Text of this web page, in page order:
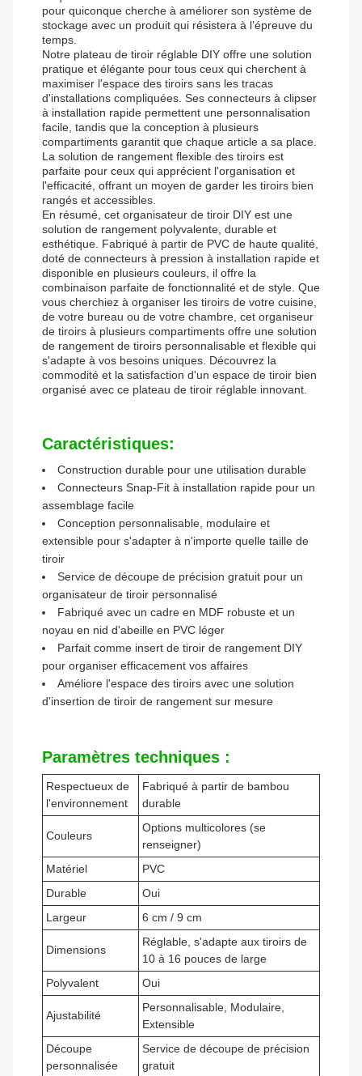
pour quiconque cherche à améliorer son système de
stockage avec un produit qui résistera à l’épreuve du
temps.
Notre plateau de tiroir réglable DIY offre une solution
pratique et élégante pour tous ceux qui cherchent à
maximiser l'espace des tiroirs sans les tracas
d'installations compliquées. Ses connecteurs à clipser
à installation rapide permettent une personnalisation
facile, tandis que la conception à plusieurs
compartiments garantit que chaque article a sa place.
La solution de rangement flexible des tiroirs est
parfaite pour ceux qui apprécient l'organisation et
l'efficacité, offrant un moyen de garder les tiroirs bien
rangés et accessibles.
En résumé, cet organisateur de tiroir DIY est une
solution de rangement polyvalente, durable et
esthétique. Fabriqué à partir de PVC de haute qualité,
doté de connecteurs à pression à installation rapide et
disponible en plusieurs couleurs, il offre la
combinaison parfaite de fonctionnalité et de style. Que
vous cherchiez à organiser les tiroirs de votre cuisine,
de votre bureau ou de votre chambre, cet organiseur
de tiroirs à plusieurs compartiments offre une solution
de rangement de tiroirs personnalisable et flexible qui
s'adapte à vos besoins uniques. Découvrez la
commodité et la satisfaction d'un espace de tiroir bien
organisé avec ce plateau de tiroir réglable innovant.
Caractéristiques:
Construction durable pour une utilisation durable
Connecteurs Snap-Fit à installation rapide pour un
assemblage facile
Conception personnalisable, modulaire et
extensible pour s'adapter à n'importe quelle taille de
tiroir
Service de découpe de précision gratuit pour un
organisateur de tiroir personnalisé
Fabriqué avec un cadre en MDF robuste et un
noyau en nid d'abeille en PVC léger
Parfait comme insert de tiroir de rangement DIY
pour organiser efficacement vos affaires
Améliore l'espace des tiroirs avec une solution
d'insertion de tiroir de rangement sur mesure
Paramètres techniques :
Respectueux de
l'environnement
Fabriqué à partir de bambou
durable
Couleurs
Options multicolores (se
renseigner)
Matériel
PVC
Durable
Oui
Largeur
6 cm / 9 cm
Dimensions
Réglable, s'adapte aux tiroirs de
10 à 16 pouces de large
Polyvalent
Oui
Ajustabilité
Personnalisable, Modulaire,
Extensible
Découpe
personnalisée
Service de découpe de précision
gratuit